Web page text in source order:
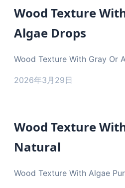
Wood Texture
Algae Drops
Wood Texture With Gray Or
2026年3月29日
Wood Texture
Natural
Wood Texture With Algae